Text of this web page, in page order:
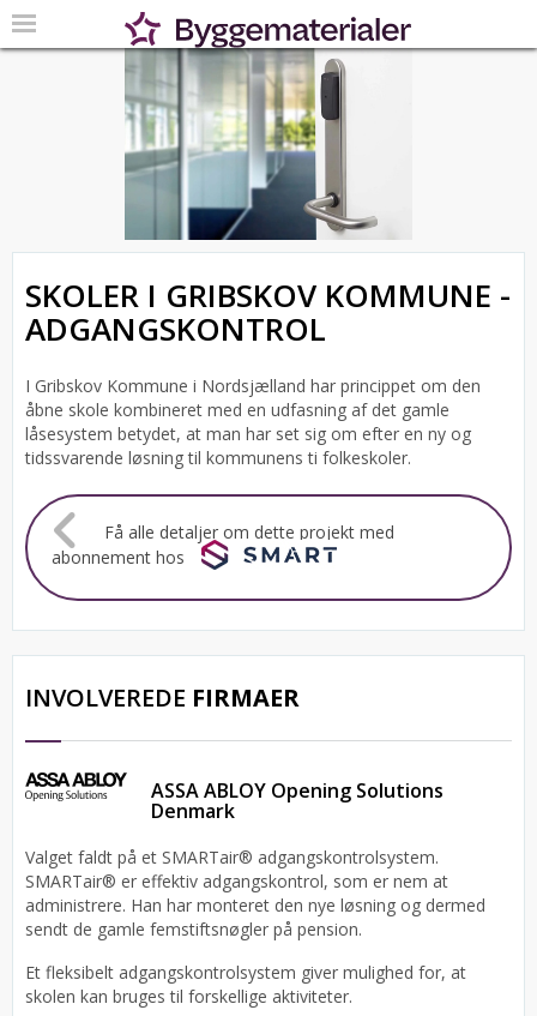
SKOLER I GRIBSKOV KOMMUNE -
ADGANGSKONTROL
I Gribskov Kommune i Nordsjælland har princippet om den
åbne skole kombineret med en udfasning af det gamle
låsesystem betydet, at man har set sig om efter en ny og
tidssvarende løsning til kommunens ti folkeskoler.
Få alle detaljer om dette projekt med
abonnement hos
INVOLVEREDE FIRMAER
ASSA ABLOY Opening Solutions
Denmark
Valget faldt på et SMARTair® adgangskontrolsystem.
SMARTair® er effektiv adgangskontrol, som er nem at
administrere. Han har monteret den nye løsning og dermed
sendt de gamle femstiftsnøgler på pension.
Et fleksibelt adgangskontrolsystem giver mulighed for, at
skolen kan bruges til forskellige aktiviteter.